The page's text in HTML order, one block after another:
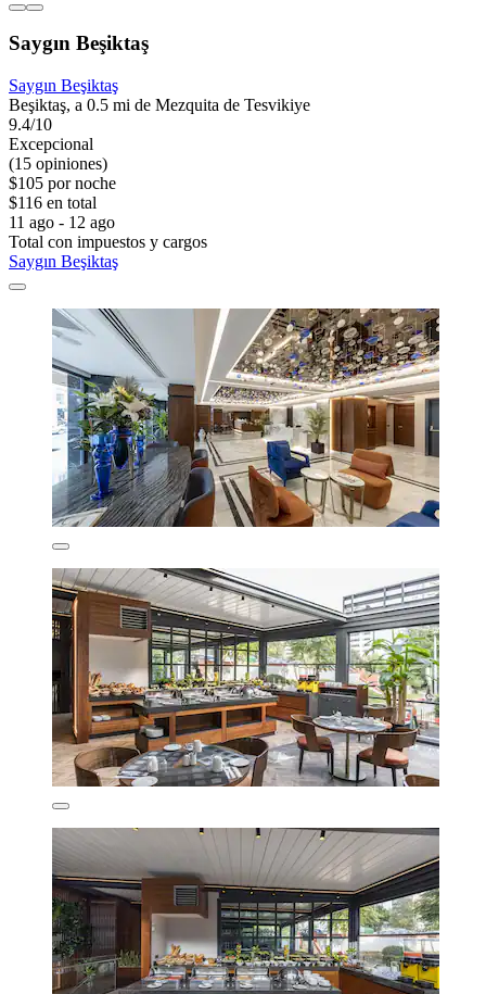
Saygın Beşiktaş
Saygın Beşiktaş
Beşiktaş, a 0.5 mi de Mezquita de Tesvikiye
9.4/10
Excepcional
(15 opiniones)
$105 por noche
$116 en total
11 ago - 12 ago
Total con impuestos y cargos
Saygın Beşiktaş